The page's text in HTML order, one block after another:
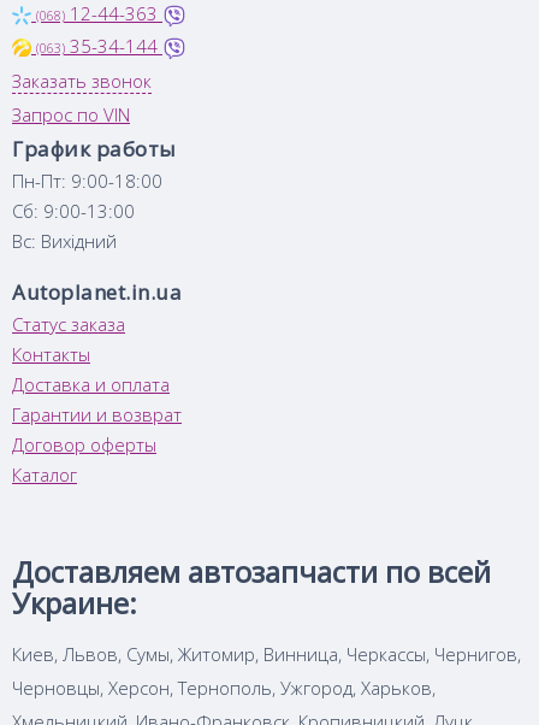
(068) 12-44-363
(063) 35-34-144
Заказать звонок
Запрос по VIN
График работы
Пн-Пт: 9:00-18:00
Сб: 9:00-13:00
Вс: Вихідний
Autoplanet.in.ua
Статус заказа
Контакты
Доставка и оплата
Гарантии и возврат
Договор оферты
Каталог
Доставляем автозапчасти по всей
Украине:
Киев, Львов, Сумы, Житомир, Винница, Черкассы, Чернигов,
Черновцы, Херсон, Тернополь, Ужгород, Харьков,